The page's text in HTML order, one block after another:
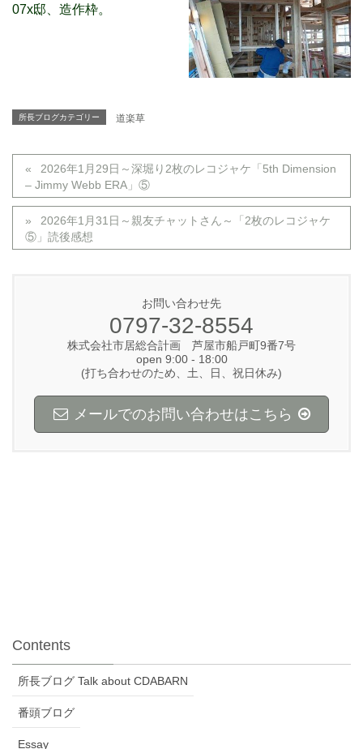
07x邸、造作枠。
所長ブログカテゴリー 道楽草
2026年1月29日～深堀り2枚のレコジャケ「5th Dimension
– Jimmy Webb ERA」⑤
2026年1月31日～親友チャットさん～「2枚のレコジャケ
⑤」読後感想
お問い合わせ先
0797-32-8554
株式会社市居総合計画 芦屋市船戸町9番7号
open 9:00 - 18:00
(打ち合わせのため、土、日、祝日休み)
メールでのお問い合わせはこちら
Contents
所長ブログ Talk about CDABARN
番頭ブログ
Essay